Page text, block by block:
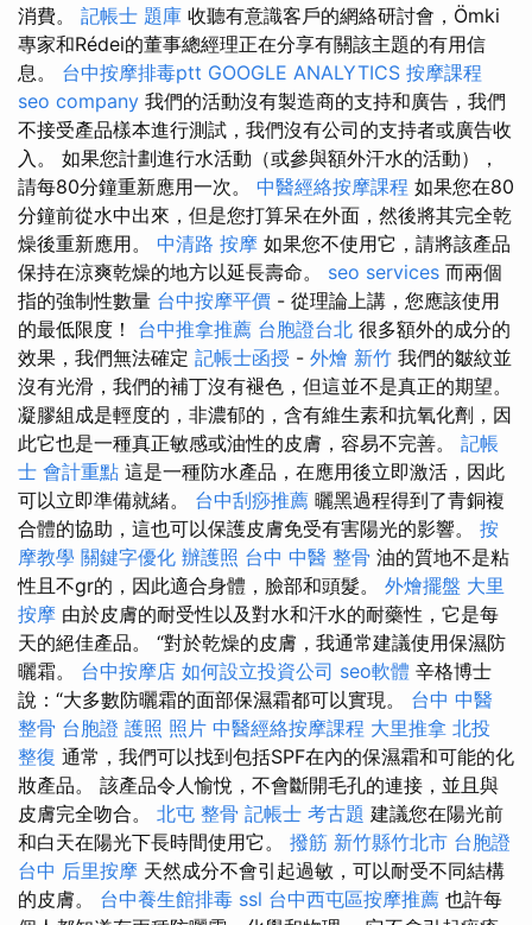
消費。 記帳士 題庫 收聽有意識客戶的網絡研討會，Ömki
專家和Rédei的董事總經理正在分享有關該主題的有用信
息。 台中按摩排毒ptt GOOGLE ANALYTICS 按摩課程
seo company 我們的活動沒有製造商的支持和廣告，我們
不接受產品樣本進行測試，我們沒有公司的支持者或廣告收
入。 如果您計劃進行水活動（或參與額外汗水的活動），
請每80分鐘重新應用一次。 中醫經絡按摩課程 如果您在80
分鐘前從水中出來，但是您打算呆在外面，然後將其完全乾
燥後重新應用。 中清路 按摩 如果您不使用它，請將該產品
保持在涼爽乾燥的地方以延長壽命。 seo services 而兩個
指的強制性數量 台中按摩平價 - 從理論上講，您應該使用
的最低限度！ 台中推拿推薦 台胞證台北 很多額外的成分的
效果，我們無法確定 記帳士函授 - 外燴 新竹 我們的皺紋並
沒有光滑，我們的補丁沒有褪色，但這並不是真正的期望。
凝膠組成是輕度的，非濃郁的，含有維生素和抗氧化劑，因
此它也是一種真正敏感或油性的皮膚，容易不完善。 記帳
士 會計重點 這是一種防水產品，在應用後立即激活，因此
可以立即準備就緒。 台中刮痧推薦 曬黑過程得到了青銅複
合體的協助，這也可以保護皮膚免受有害陽光的影響。 按
摩教學 關鍵字優化 辦護照 台中 中醫 整骨 油的質地不是粘
性且不gr的，因此適合身體，臉部和頭髮。 外燴擺盤 大里
按摩 由於皮膚的耐受性以及對水和汗水的耐藥性，它是每
天的絕佳產品。 “對於乾燥的皮膚，我通常建議使用保濕防
曬霜。 台中按摩店 如何設立投資公司 seo軟體 辛格博士
說：“大多數防曬霜的面部保濕霜都可以實現。 台中 中醫
整骨 台胞證 護照 照片 中醫經絡按摩課程 大里推拿 北投
整復 通常，我們可以找到包括SPF在內的保濕霜和可能的化
妝產品。 該產品令人愉悅，不會斷開毛孔的連接，並且與
皮膚完全吻合。 北屯 整骨 記帳士 考古題 建議您在陽光前
和白天在陽光下長時間使用它。 撥筋 新竹縣竹北市 台胞證
台中 后里按摩 天然成分不會引起過敏，可以耐受不同結構
的皮膚。 台中養生館排毒 ssl 台中西屯區按摩推薦 也許每